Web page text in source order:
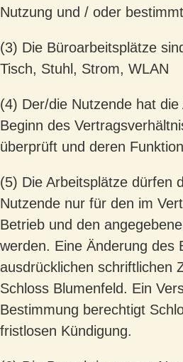
Nutzung und / oder
(3) Die Büroarbeitsplätze
Tisch, Stuhl, Strom, WLAN
(4) Der/die Nutzende hat
Beginn des
überprüft und deren
(5) Die Arbeitsplätze dürfen
Nutzende nur für den im
Betrieb und den
werden. Eine Änderung des
ausdrücklichen schriftlichen
Schloss Blumenfeld. Ein
Bestimmung berechtigt
fristlosen Kündigung.